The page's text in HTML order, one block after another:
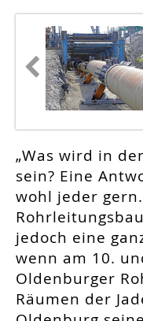
„Was wird in
sein? Eine
wohl jeder
jedoch eine
wenn am 10.
Oldenburger
Räumen der